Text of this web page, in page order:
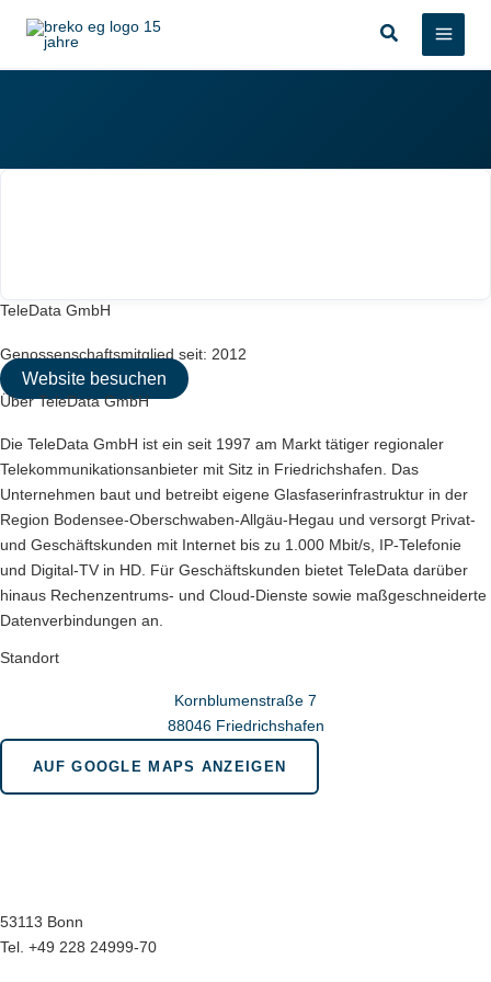
Inhalt
Suchen
TeleData GmbH
Genossenschaftsmitglied seit: 2012
Website besuchen
Über TeleData GmbH
Die TeleData GmbH ist ein seit 1997 am Markt tätiger regionaler
Telekommunikationsanbieter mit Sitz in Friedrichshafen. Das
Unternehmen baut und betreibt eigene Glasfaserinfrastruktur in der
Region Bodensee-Oberschwaben-Allgäu-Hegau und versorgt Privat-
und Geschäftskunden mit Internet bis zu 1.000 Mbit/s, IP-Telefonie
und Digital-TV in HD. Für Geschäftskunden bietet TeleData darüber
hinaus Rechenzentrums- und Cloud-Dienste sowie maßgeschneiderte
Datenverbindungen an.
Standort
Kornblumenstraße 7
88046 Friedrichshafen
AUF GOOGLE MAPS ANZEIGEN
53113 Bonn
Tel. +49 228 24999-70